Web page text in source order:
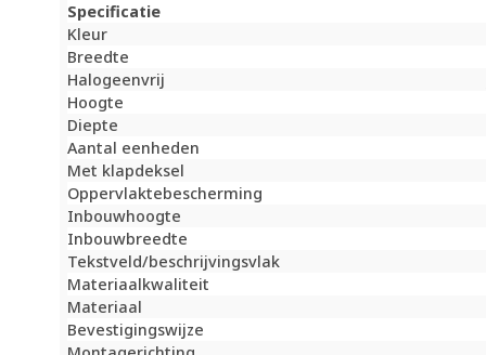
Specificatie
Kleur
Breedte
Halogeenvrij
Hoogte
Diepte
Aantal eenheden
Met klapdeksel
Oppervlaktebescherming
Inbouwhoogte
Inbouwbreedte
Tekstveld/beschrijvingsvlak
Materiaalkwaliteit
Materiaal
Bevestigingswijze